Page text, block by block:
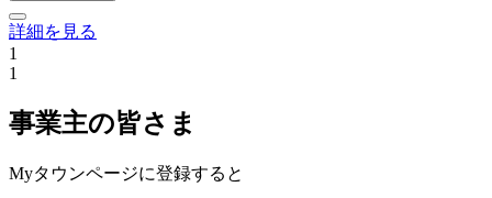
詳細を見る
1
1
事業主の皆さま
Myタウンページに登録すると